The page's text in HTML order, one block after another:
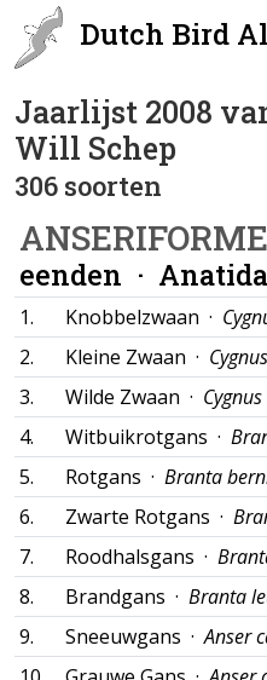
Dutch Bird
Jaarlijst 2008
Will Schep
306 soorten
eenden ·
1. Knobbelzwaan ·
2.
Kleine Zwaan ·
3.
Wilde Zwaan ·
4.
Witbuikrotgans ·
5.
Rotgans · Branta
6.
Zwarte Rotgans ·
7.
Roodhalsgans ·
8.
Brandgans · Branta
9.
Sneeuwgans ·Anser